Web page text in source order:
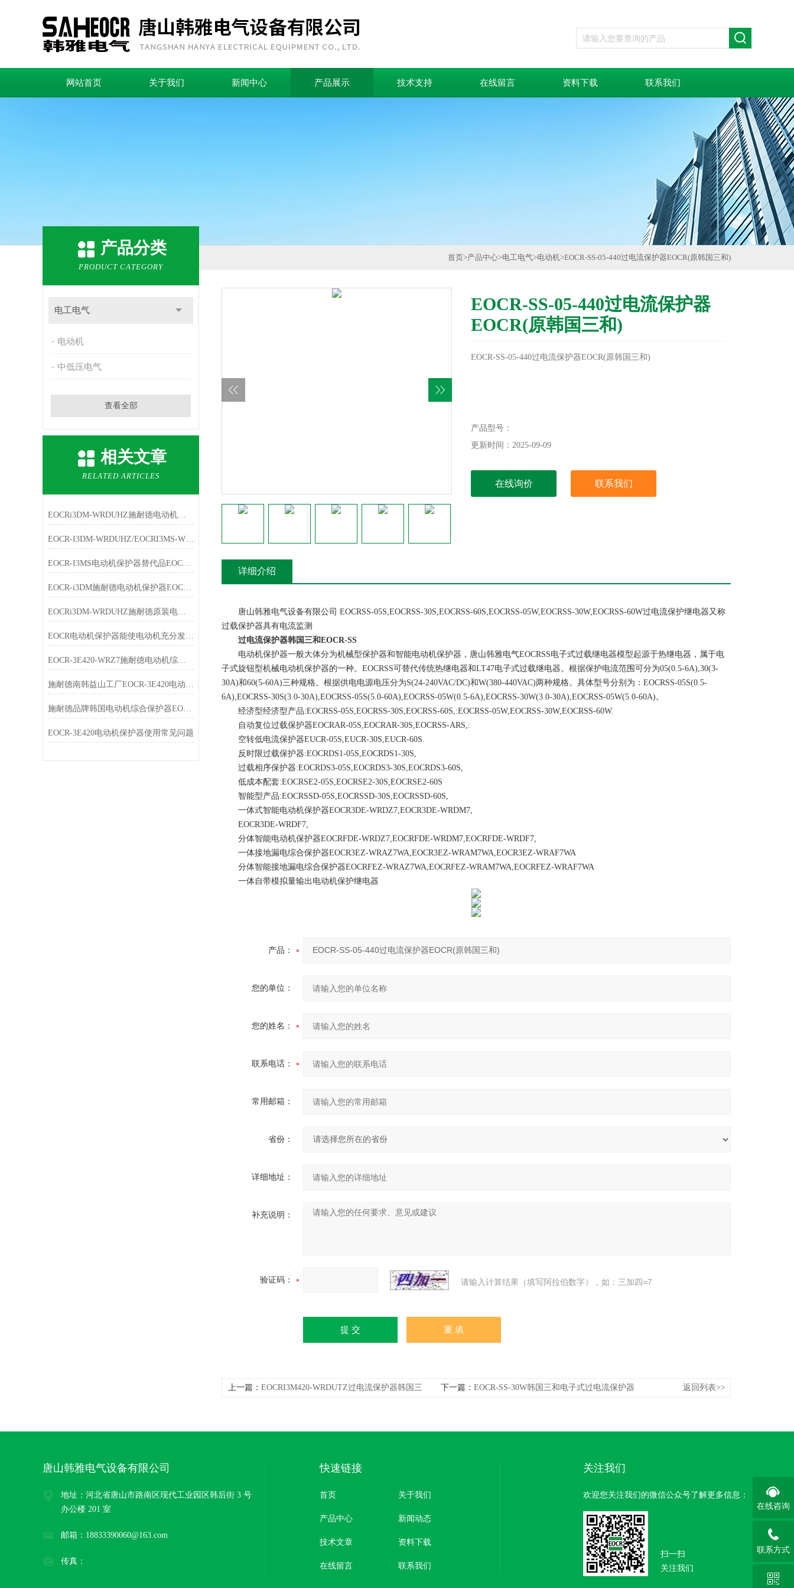
网站首页 关于我们 新闻中心 产品展示 技术支持 在线留言 资料下载 联系我们
产品分类
PRODUCT CATEGORY
电工电气
电动机
中低压电气
查看全部
相关文章
RELATED ARTICLES
EOCRi3DM-WRDUHZ施耐德电动机保护器技术说明
EOCR-I3DM-WRDUHZ/EOCRI3MS-WRDUHZ施耐德原装电动机保护器简介
EOCR-I3MS电动机保护器替代品EOCR-i3DM特点
EOCR-i3DM施耐德电动机保护器EOCRi3DM-WRDUHZ产品简介
EOCRi3DM-WRDUHZ施耐德原装电动机保护器特点
EOCR电动机保护器能使电动机充分发挥过载能力，又能免于损坏
EOCR-3E420-WRZ7施耐德电动机综合保护器选型指南
施耐德南韩益山工厂EOCR-3E420电动机综合保护器
施耐德品牌韩国电动机综合保护器EOCR-3E420-WRZ7简介
EOCR-3E420电动机保护器使用常见问题
首页>产品中心>电工电气>电动机>EOCR-SS-05-440过电流保护器EOCR(原韩国三和)
EOCR-SS-05-440过电流保护器
EOCR(原韩国三和)
EOCR-SS-05-440过电流保护器EOCR(原韩国三和)
产品型号：
更新时间：2025-09-09
在线询价 联系我们
详细介绍
唐山韩雅电气设备有限公司 EOCRSS-05S,EOCRSS-30S,EOCRSS-60S,EOCRSS-05W,EOCRSS-30W,EOCRSS-60W过电流保护继电器又称
过载保护器具有电流监测
过电流保护器韩国三和EOCR-SS
电动机保护器一般大体分为机械型保护器和智能电动机保护器，唐山韩雅电气EOCRSS电子式过载继电器模型起源于热继电器，属于电
子式旋钮型机械电动机保护器的一种。EOCRSS可替代传统热继电器和LT47电子式过载继电器。根据保护电流范围可分为05(0.5-6A),30(3-
30A)和60(5-60A)三种规格。根据供电电源电压分为S(24-240VAC/DC)和W(380-440VAC)两种规格。具体型号分别为：EOCRSS-05S(0.5-
6A),EOCRSS-30S(3.0-30A),EOCRSS-05S(5.0-60A),EOCRSS-05W(0.5-6A),EOCRSS-30W(3.0-30A),EOCRSS-05W(5.0-60A)。
经济型经济型产品:EOCRSS-05S,EOCRSS-30S,EOCRSS-60S,:EOCRSS-05W,EOCRSS-30W,EOCRSS-60W.
自动复位过载保护器EOCRAR-05S,EOCRAR-30S,EOCRSS-ARS,:
空转低电流保护器EUCR-05S,EUCR-30S,EUCR-60S.
反时限过载保护器:EOCRDS1-05S,EOCRDS1-30S,
过载相序保护器:EOCRDS3-05S,EOCRDS3-30S,EOCRDS3-60S,
低成本配套:EOCRSE2-05S,EOCRSE2-30S,EOCRSE2-60S
智能型产品:EOCRSSD-05S,EOCRSSD-30S,EOCRSSD-60S,
一体式智能电动机保护器EOCR3DE-WRDZ7,EOCR3DE-WRDM7,
EOCR3DE-WRDF7,
分体智能电动机保护器EOCRFDE-WRDZ7,EOCRFDE-WRDM7,EOCRFDE-WRDF7,
一体接地漏电综合保护器EOCR3EZ-WRAZ7WA,EOCR3EZ-WRAM7WA,EOCR3EZ-WRAF7WA
分体智能接地漏电综合保护器EOCRFEZ-WRAZ7WA,EOCRFEZ-WRAM7WA,EOCRFEZ-WRAF7WA
一体自带模拟量输出电动机保护继电器
产品：
您的单位：
您的姓名：
联系电话：
常用邮箱：
省份：
详细地址：
补充说明：
验证码： 请输入计算结果（填写阿拉伯数字），如：三加四=7
上一篇： EOCRI3M420-WRDUTZ过电流保护器韩国三
下一篇： EOCR-SS-30W韩国三和电子式过电流保护器 返回列表>>
唐山韩雅电气设备有限公司
地址：河北省唐山市路南区现代工业园区韩后街 3 号
办公楼 201 室
邮箱：18833390060@163.com
传真：
快速链接
首页 关于我们
产品中心 新闻动态
技术文章 资料下载
在线留言 联系我们
关注我们
欢迎您关注我们的微信公众号了解更多信息：
扫一扫
关注我们
在线咨询
联系方式